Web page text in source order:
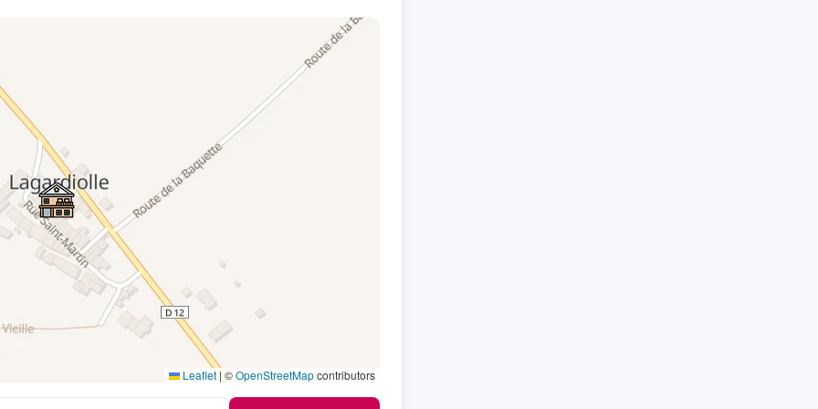
Leaflet | ©OpenStreetMapcontributors